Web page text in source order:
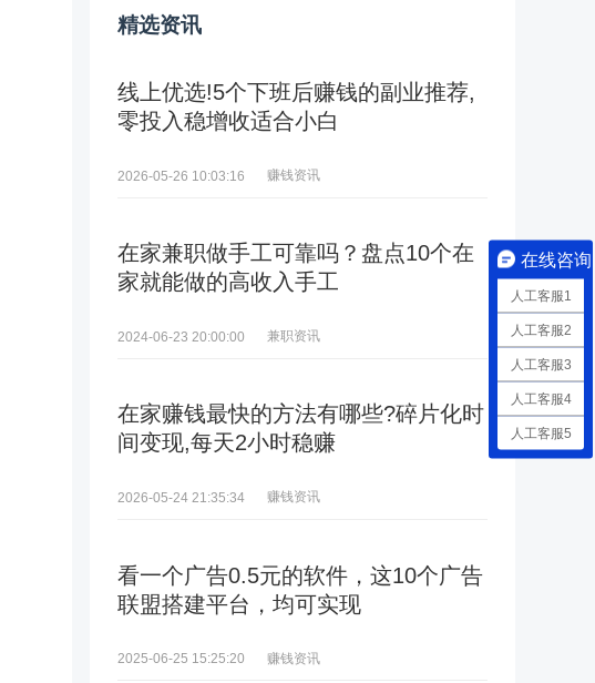
精选资讯
线上优选!5个下班后赚钱的副业推荐,
零投入稳增收适合小白
2026-05-26 10:03:16 赚钱资讯
在家兼职做手工可靠吗？盘点10个在
家就能做的高收入手工
2024-06-23 20:00:00 兼职资讯
在家赚钱最快的方法有哪些?碎片化时
间变现,每天2小时稳赚
2026-05-24 21:35:34 赚钱资讯
看一个广告0.5元的软件，这10个广告
联盟搭建平台，均可实现
2025-06-25 15:25:20 赚钱资讯
在线咨询
人工客服1
人工客服2
人工客服3
人工客服4
人工客服5